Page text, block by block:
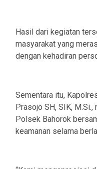
Hasil dari kegiatan
masyarakat yang
dengan kehadiran
Sementara itu,
Prasojo SH, SIK,
Polsek Bahorok
keamanan selama